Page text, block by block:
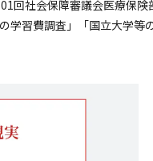
回社会保障審議会医療保
学習費調査」「国立大学